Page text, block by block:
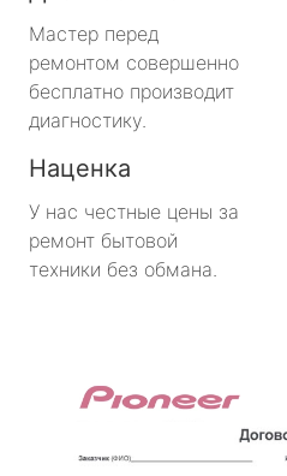
Мастер перед
ремонтом совершенно
бесплатно производит
диагностику.
Наценка
У нас честные цены за
ремонт бытовой
техники без обмана.